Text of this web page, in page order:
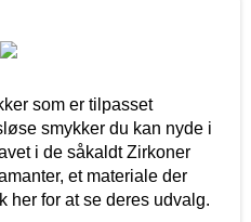
som er tilpasset
smykker du kan nyde i
i de såkaldt Zirkoner
et materiale der
for at se deres udvalg.